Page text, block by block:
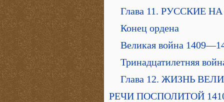
Глава 11. РУССКИЕ
Конец ордена
Великая война
Тринадцатилетняя
Глава 12. ЖИЗНЬ
РЕЧИ ПОСПОЛИТОЙ